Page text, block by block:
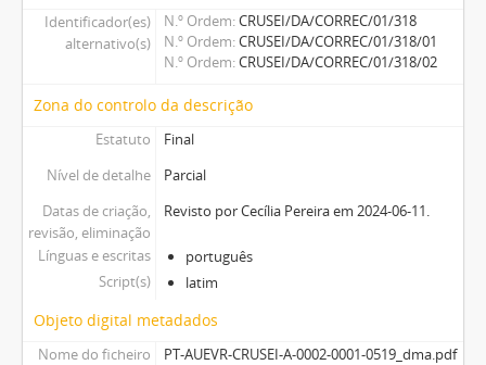
Identificador(es)
alternativo(s)
N.º Ordem CRUSEI/DA/CORREC/01/318
N.º Ordem CRUSEI/DA/CORREC/01/318/01
N.º Ordem CRUSEI/DA/CORREC/01/318/02
Zona do controlo da descrição
Estatuto
Final
Nível de detalhe
Parcial
Datas de criação,
revisão, eliminação
Revisto por Cecília Pereira em 2024-06-11.
Línguas e escritas
português
Script(s)
latim
Objeto digital metadados
Nome do ficheiro
PT-AUEVR-CRUSEI-A-0002-0001-0519_dma.pdf